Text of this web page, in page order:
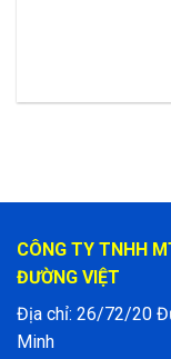
CÔNG TY TNHH
ĐƯỜNG VIỆT
Địa chỉ: 26/72/20
Minh